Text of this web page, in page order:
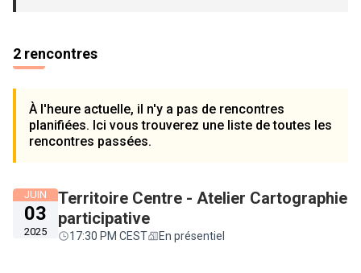
2 rencontres
À l'heure actuelle, il n'y a pas de rencontres
planifiées. Ici vous trouverez une liste de toutes les
rencontres passées.
JUIN
03
2025
Territoire Centre - Atelier Cartographie
participative
17:30 PM CEST En présentiel